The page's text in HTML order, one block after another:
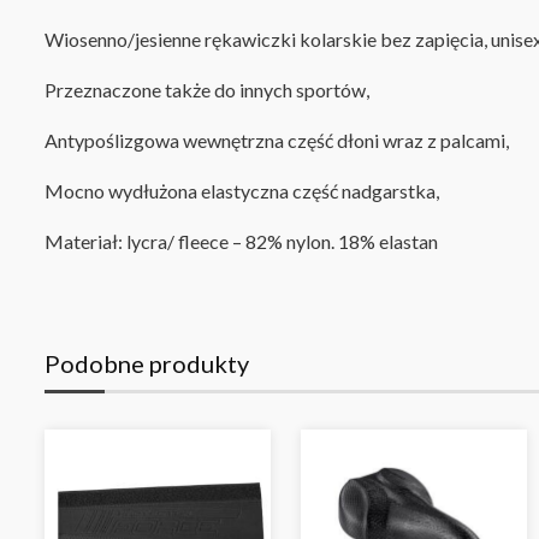
Wiosenno/jesienne rękawiczki kolarskie bez zapięcia,
Przeznaczone także do innych sportów,
Antypoślizgowa wewnętrzna część dłoni wraz z palcami,
Mocno wydłużona elastyczna część nadgarstka,
Materiał: lycra/ fleece – 82% nylon. 18% elastan
Podobne produkty